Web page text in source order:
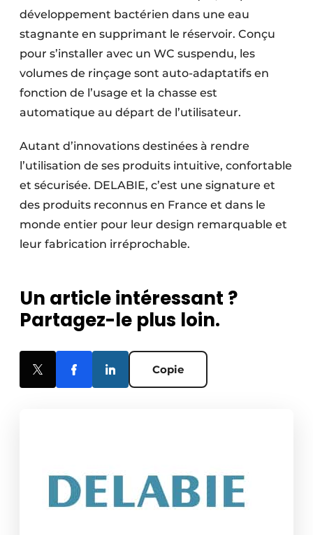
développement bactérien dans une eau
stagnante en supprimant le réservoir. Conçu
pour s’installer avec un WC suspendu, les
volumes de rinçage sont auto-adaptatifs en
fonction de l’usage et la chasse est
automatique au départ de l’utilisateur.
Autant d’innovations destinées à rendre
l’utilisation de ses produits intuitive, confortable
et sécurisée. DELABIE, c’est une signature et
des produits reconnus en France et dans le
monde entier pour leur design remarquable et
leur fabrication irréprochable.
Un article intéressant ?
Partagez-le plus loin.
Copie